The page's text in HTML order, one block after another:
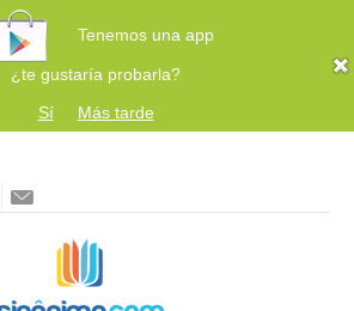
Tenemos una app
¿te gustaría probarla?
Sí
Más tarde